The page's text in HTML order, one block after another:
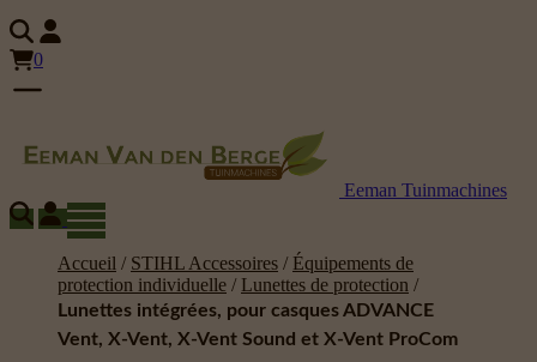
0
Eeman Tuinmachines
Accueil / STIHL Accessoires / Équipements de
protection individuelle / Lunettes de protection /
Lunettes intégrées, pour casques ADVANCE
Vent, X-Vent, X-Vent Sound et X-Vent ProCom